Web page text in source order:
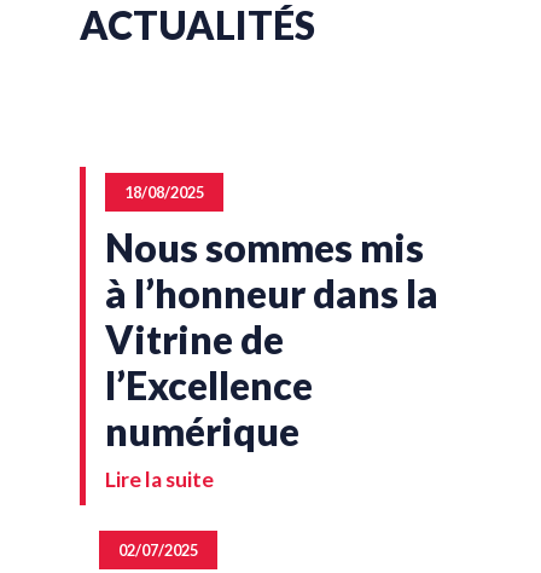
ACTUALITÉS
18/08/2025
Nous sommes mis
à l’honneur dans la
Vitrine de
l’Excellence
numérique
Lire la suite
02/07/2025